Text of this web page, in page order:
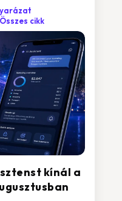
kínál a
Összes cikk